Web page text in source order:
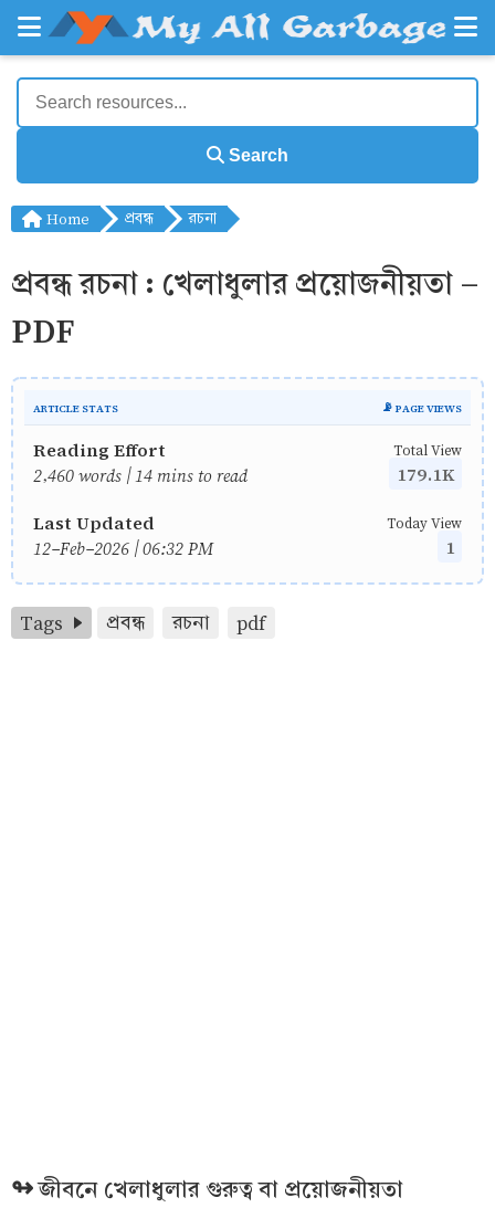
Search
Home প্রবন্ধ রচনা
প্রবন্ধ রচনা : খেলাধুলার প্রয়োজনীয়তা -
PDF
ARTICLE STATS 📡 PAGE VIEWS
Reading Effort
2,460 words | 14 mins to read
Total View
179.1K
Last Updated
12-Feb-2026 | 06:32 PM
Today View
1
Tags প্রবন্ধ রচনা pdf
↬ জীবনে খেলাধুলার গুরুত্ব বা প্রয়োজনীয়তা